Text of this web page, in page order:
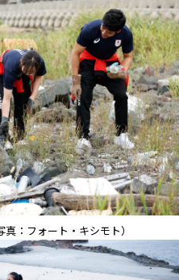
：フォート・キシモト）